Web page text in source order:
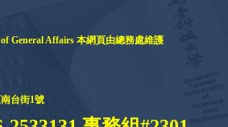
General Affairs 本網頁由總務處維護
台街1號